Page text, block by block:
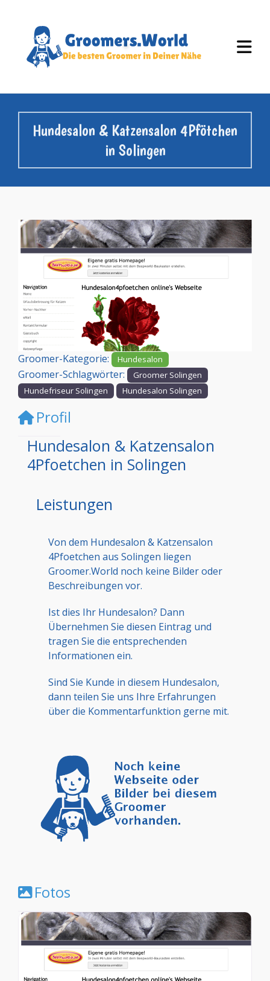
Hundesalon & Katzensalon 4Pfötchen
in Solingen
Vorheriges
Groomer-Kategorie: Hundesalon
Groomer-Schlagwörter:
Groomer Solingen
Hundefriseur Solingen
Hundesalon Solingen
Profil
Hundesalon & Katzensalon
4Pfoetchen in Solingen
Leistungen
Von dem Hundesalon & Katzensalon
4Pfoetchen aus Solingen liegen
Groomer.World noch keine Bilder oder
Beschreibungen vor.
Ist dies Ihr Hundesalon? Dann
Übernehmen Sie diesen Eintrag und
tragen Sie die entsprechenden
Informationen ein.
Sind Sie Kunde in diesem Hundesalon,
dann teilen Sie uns Ihre Erfahrungen
über die Kommentarfunktion gerne mit.
Fotos